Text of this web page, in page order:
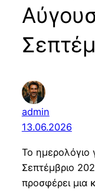
admin
13.06.2026
Το ημερολόγιο
Σεπτέμβριο
προσφέρει μια